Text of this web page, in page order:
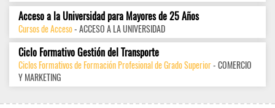
Acceso a la Universidad para Mayores de 25 Años
Cursos de Acceso- ACCESO A LA UNIVERSIDAD
Ciclo Formativo Gestión del Transporte
Ciclos Formativos de Formación Profesional de Grado Superior- COMERCIO
Y MARKETING